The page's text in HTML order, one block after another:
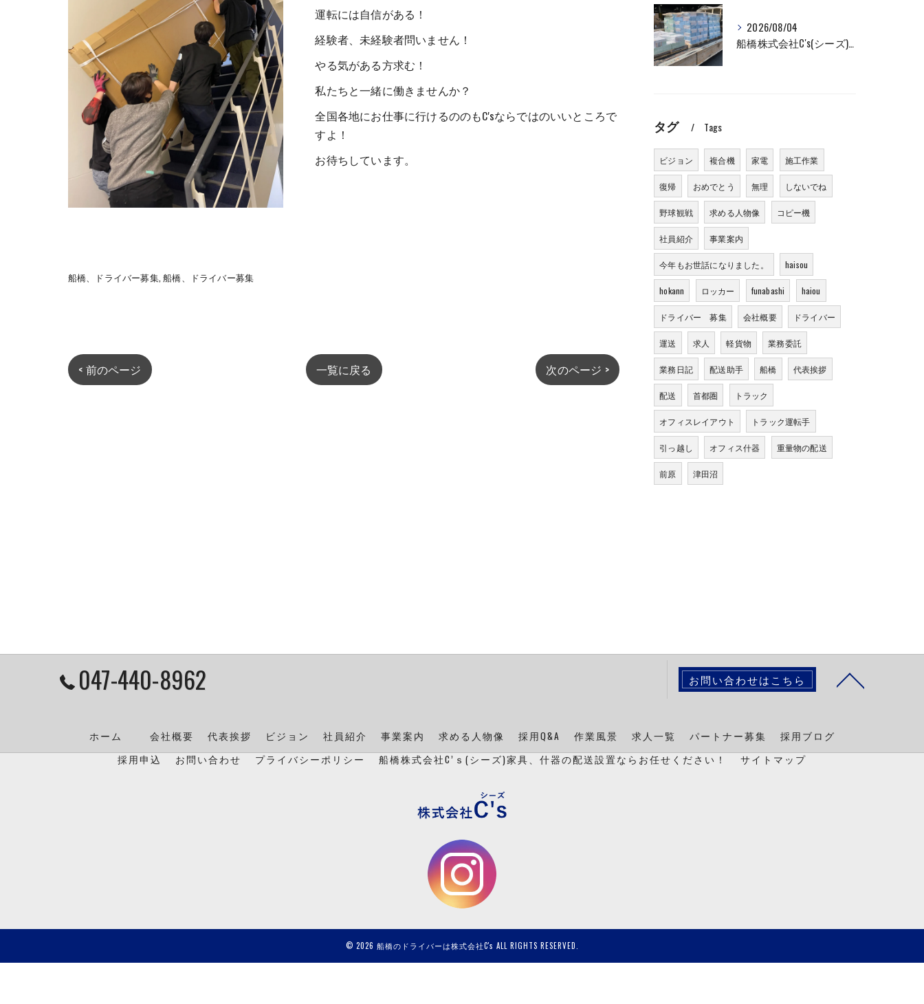
運転には自信がある！
経験者、未経験者問いません！
やる気がある方求む！
私たちと一緒に働きませんか？
全国各地にお仕事に行けるののもC'sならではのいいところで
すよ！
お待ちしています。
船橋、ドライバー募集 船橋、ドライバー募集
< 前のページ 一覧に戻る 次のページ >
2026/08/04
船橋株式会社C's(シーズ)商品輸送なら私たちにお任せください！
タグ Tags
ビジョン 複合機 家電 施工作業
復帰 おめでとう 無理 しないでね
野球観戦 求める人物像 コピー機
社員紹介 事業案内
今年もお世話になりました。 haisou
hokann ロッカー funabashi haiou
ドライバー 募集 会社概要 ドライバー
運送 求人 軽貨物 業務委託
業務日記 配送助手 船橋 代表挨拶
配送 首都圏 トラック
オフィスレイアウト トラック運転手
引っ越し オフィス什器 重量物の配送
前原 津田沼
047-440-8962 お問い合わせはこちら
ホーム 会社概要 代表挨拶 ビジョン 社員紹介 事業案内 求める人物像 採用Q&A 作業風景 求人一覧 パートナー募集
採用ブログ
採用申込
お問い合わせ プライバシーポリシー 船橋株式会社C’ｓ(シーズ)家具、什器の配送設置ならお任せください！ サイトマップ
© 2026 船橋のドライバーは株式会社C's ALL RIGHTS RESERVED.